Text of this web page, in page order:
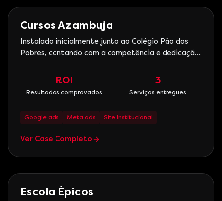
Marketing Digital
Cursos Azambuja
Instalado inicialmente junto ao Colégio Pão dos
Pobres, contando com a competência e dedicação
aos poucos foi conquistando reconhecimento
ROI
Resultados comprovados
3
Serviços entregues
Google ads Meta ads Site Institucional
Ver Case Completo
Saúde
Escola Épicos